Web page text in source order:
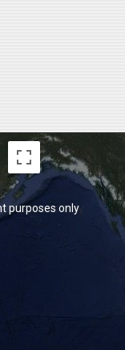
purposes only